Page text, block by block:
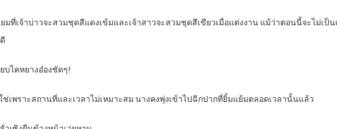
มที่เจ้าบ่าวจะสวมชุดสีแดงเข้มและเจ้าสาวจะสวมชุดสีเขียวเมื่อแต่งงาน แม้ว่าตอนนี้จะไม่เ
บไคหยางอ๋องชัดๆ!
เพราะสถานที่และเวลาไม่เหมาะสม นางคงพุ่งเข้าไปฉีกปากที่ยิ้มแย้มตลอดเวลานั้นแล้ว